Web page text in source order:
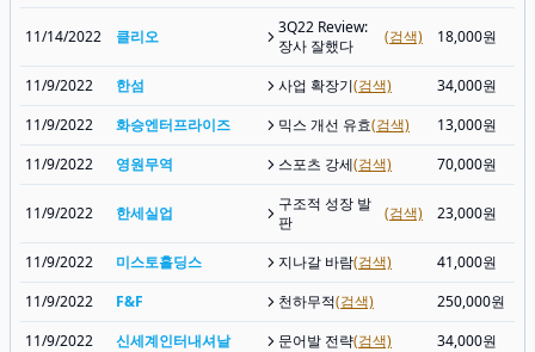
11/14/2022 클리오
3Q22 Review:
장사 잘했다
(검색) 18,000원
11/9/2022 한섬 사업 확장기(검색) 34,000원
11/9/2022
화승엔터프라이즈 믹스 개선 유효(검색) 13,000원
11/9/2022
영원무역 스포츠 강세(검색) 70,000원
11/9/2022 한세실업
구조적 성장 발
판
(검색) 23,000원
11/9/2022 미스토홀딩스 지나갈 바람(검색) 41,000원
11/9/2022
F&F 천하무적(검색) 250,000원
11/9/2022
신세계인터내셔날 문어발 전략(검색) 34,000원